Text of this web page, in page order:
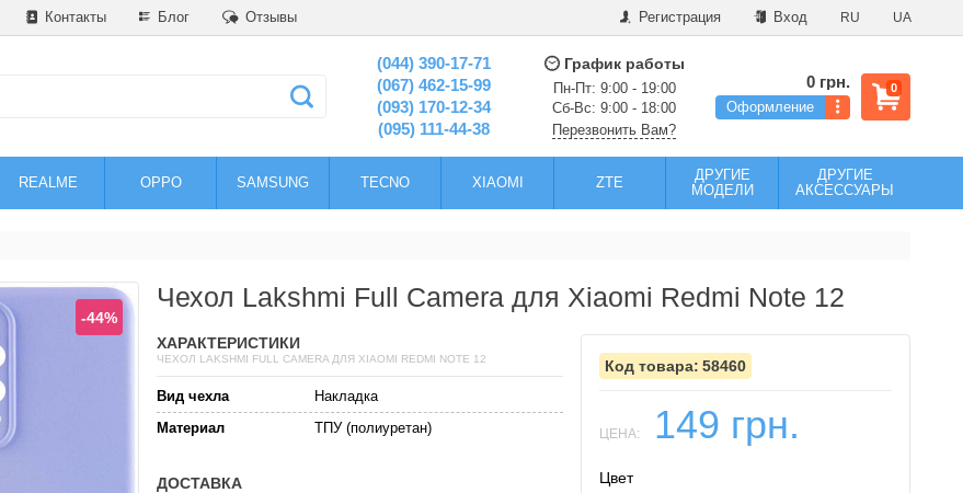
Контакты Блог Отзывы Регистрация Вход RU UA
(044) 390-17-71
(067) 462-15-99
(093) 170-12-34
(095) 111-44-38
График работы
Пн-Пт: 9:00 - 19:00
Сб-Вс: 9:00 - 18:00
Перезвонить Вам?
0
0 грн.
Оформление
REALME OPPO SAMSUNG TECNO XIAOMI ZTE
ДРУГИЕ
МОДЕЛИ
ДРУГИЕ
АКСЕССУАРЫ
-44%
Чехол Lakshmi Full Camera для Xiaomi Redmi Note 12
58460
ЦЕНА: 149 грн.
Цвет
ХАРАКТЕРИСТИКИ
ЧЕХОЛ LAKSHMI FULL CAMERA ДЛЯ XIAOMI REDMI NOTE 12
Вид чехла
Накладка
Материал
ТПУ (полиуретан)
ДОСТАВКА